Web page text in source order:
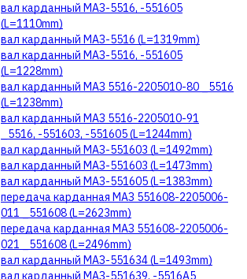
вал карданный МАЗ-5516, -551605
(L=1110mm)
вал карданный МАЗ-5516 (L=1319mm)
вал карданный МАЗ-5516, -551605
(L=1228mm)
вал карданный МАЗ 5516-2205010-80 _5516
(L=1238mm)
вал карданный МАЗ 5516-2205010-91
_5516, -551603, -551605 (L=1244mm)
вал карданный МАЗ-551603 (L=1492mm)
вал карданный МАЗ-551603 (L=1473mm)
вал карданный МАЗ-551605 (L=1383mm)
передача карданная МАЗ 551608-2205006-
011 _551608 (L=2623mm)
передача карданная МАЗ 551608-2205006-
021 _551608 (L=2496mm)
вал карданный МАЗ-551634 (L=1493mm)
вал карданный МАЗ-551639, -5516А5